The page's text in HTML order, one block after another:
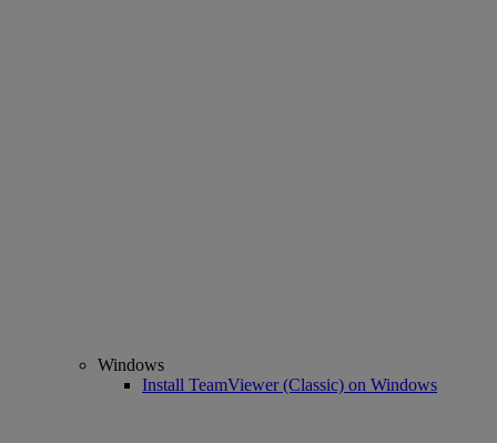
Windows
Install TeamViewer (Classic) on Windows